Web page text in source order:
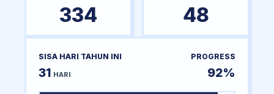
334 48
SISA HARI TAHUN INI
31 HARI
PROGRESS
92%